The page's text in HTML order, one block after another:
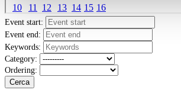
Event start:
Event end:
Keywords:
Category:
Ordering:
Cerca